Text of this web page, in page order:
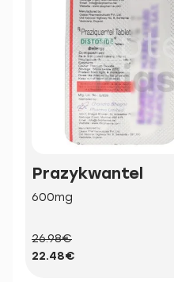
Prazykwantel
600mg
26.98€
22.48€